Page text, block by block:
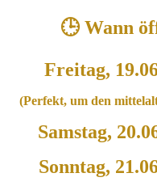
🕒 Wann
Freitag,
(Perfekt, um den
Samstag,
Sonntag,